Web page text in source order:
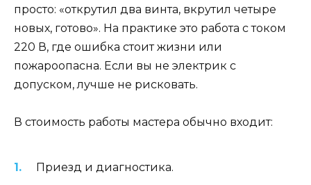
просто: «открутил два винта, вкрутил четыре
новых, готово». На практике это работа с током
220 В, где ошибка стоит жизни или
пожароопасна. Если вы не электрик с
допуском, лучше не рисковать.
В стоимость работы мастера обычно входит:
Приезд и диагностика.